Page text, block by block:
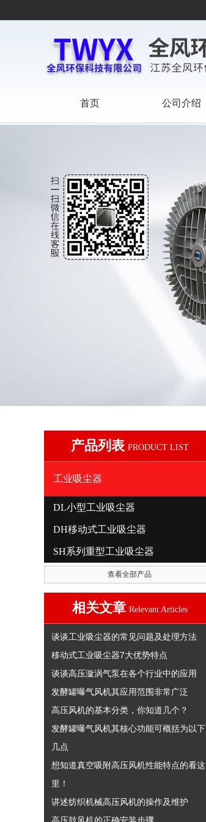
首页 公司介绍
产品列表 PRODUCT LIST
工业吸尘器
DL小型工业吸尘器
DH移动式工业吸尘器
SH系列重型工业吸尘器
查看全部产品
相关文章 Relevant Articles
谈谈工业吸尘器的常见问题及处理方法
移动式工业吸尘器7大优势特点
谈谈高压漩涡气泵在各个行业中的应用
发酵罐曝气风机其应用范围非常广泛
高压风机的基本分类，你知道几个？
发酵罐曝气风机其核心功能可概括为以下
几点
想知道真空吸附高压风机性能特点的看这
里！
讲述纺织机械高压风机的操作及维护